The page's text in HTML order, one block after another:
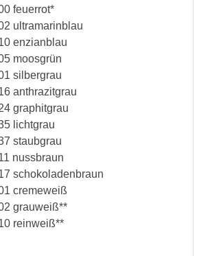
feuerrot*
ultramarinblau
enzianblau
moosgrün
silbergrau
anthrazitgrau
graphitgrau
lichtgrau
staubgrau
nussbraun
schokoladenbraun
cremeweiß
grauweiß**
reinweiß**